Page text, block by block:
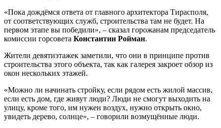
«Пока дождёмся ответа от главного архитектора Тирасполя,
от соответствующих служб, строительства там не будет. На
первом этапе вы победили», – сказал горожанам председатель
комиссии горсовета Константин Ройман.
Жители девятиэтажек заметили, что они в принципе против
строительства этого объекта, так как галерея закроет обзор из
окон нескольких этажей.
«Можно ли начинать стройку, если рядом есть жилой массив,
если есть дом, где живут люди? Люди не смогут выходить на
улицу, кроме того, им нужен воздух, нужно открыть окно,
увидеть дерево, солнце», – говорили возмущённые люди.